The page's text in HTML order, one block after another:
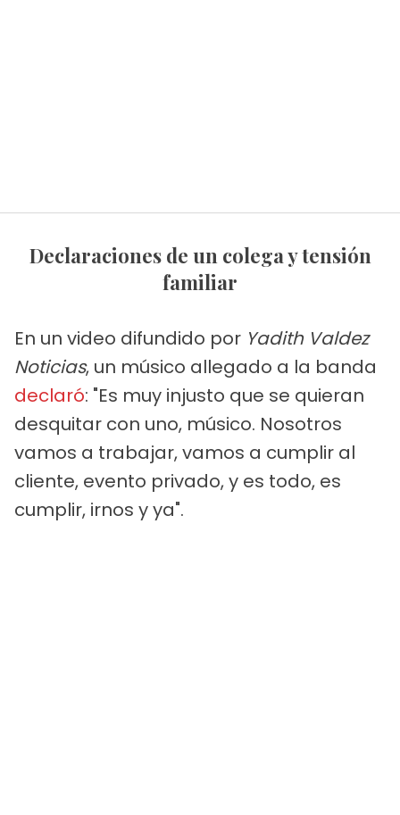
Declaraciones de un colega y tensión
familiar
En un video difundido por Yadith Valdez
Noticias, un músico allegado a la banda
declaró: "Es muy injusto que se quieran
desquitar con uno, músico. Nosotros
vamos a trabajar, vamos a cumplir al
cliente, evento privado, y es todo, es
cumplir, irnos y ya".